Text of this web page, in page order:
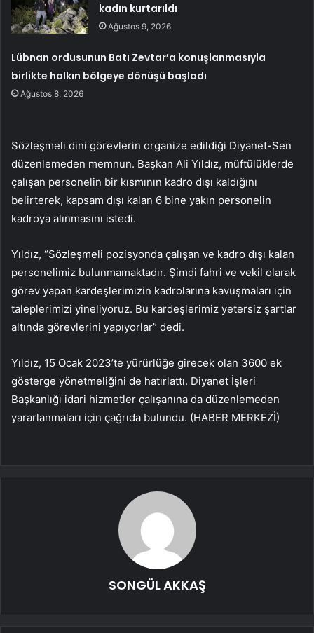
kadın kurtarıldı
Ağustos 9, 2026
Lübnan ordusunun Batı Zevtar’a konuşlanmasıyla
birlikte halkın bölgeye dönüşü başladı
Ağustos 8, 2026
Sözleşmeli dini görevlerin organize edildiği Diyanet-Sen
düzenlemeden memnun. Başkan Ali Yıldız, müftülüklerde
çalışan personelin bir kısmının kadro dışı kaldığını
belirterek, kapsam dışı kalan 6 bine yakın personelin
kadroya alınmasını istedi.
Yıldız, “Sözleşmeli pozisyonda çalışan ve kadro dışı kalan
personelimiz bulunmamaktadır. Şimdi fahri ve vekil olarak
görev yapan kardeşlerimizin kadrolarına kavuşmaları için
taleplerimizi yineliyoruz. Bu kardeşlerimiz yetersiz şartlar
altında görevlerini yapıyorlar” dedi.
Yıldız, 15 Ocak 2023’te yürürlüğe girecek olan 3600 ek
gösterge yönetmeliğini de hatırlattı. Diyanet İşleri
Başkanlığı idari hizmetler çalışanına da düzenlemeden
yararlanmaları için çağrıda bulundu. (HABER MERKEZİ)
SONGÜL AKKAŞ